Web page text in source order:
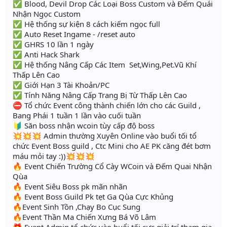
✅ Blood, Devil Drop Các Loại Boss Custom và Đếm Quái
Nhận Ngọc Custom
✅ Hệ thống sự kiện 8 cách kiếm ngọc full
✅ Auto Reset Ingame - /reset auto
✅ GHRS 10 lần 1 ngày
✅ Anti Hack Shark
✅ Hệ thống Nâng Cấp Các Item Set,Wing,Pet.Vũ Khí
Thấp Lên Cao
✅ Giới Hạn 3 Tài Khoản/PC
✅ Tính Năng Nâng Cấp Trang Bị Từ Thấp Lên Cao
⛔ Tổ chức Event công thành chiến lớn cho các Guild ,
Bang Phái 1 tuần 1 lần vào cuối tuần
🔰 Săn boss nhận wcoin tùy cấp độ boss
💥💥💥 Admin thường Xuyên Online vào buổi tối tổ
chức Event Boss guild , Ctc Mini cho AE PK căng đét bơm
máu mỏi tay :))💥💥💥
🔥 Event Chiến Trường Cổ Cày WCoin và Đếm Quai Nhận
Qùa
🔥 Event Siêu Boss pk mãn nhãn
🔥 Event Boss Guild Pk tẹt Ga Qùa Cực Khủng
🔥Event Sinh Tồn ,Chạy Bo Cục Sung
🔥Event Thần Ma Chiến Xưng Bá Võ Lâm